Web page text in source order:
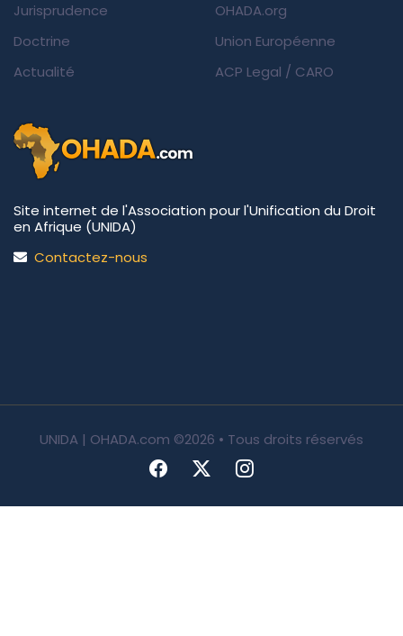
Jurisprudence
Doctrine
Actualité
OHADA.org
Union Européenne
ACP Legal / CARO
Site internet de l'Association pour l'Unification du Droit
en Afrique (UNIDA)
Contactez-nous
UNIDA | OHADA.com ©2026 • Tous droits réservés